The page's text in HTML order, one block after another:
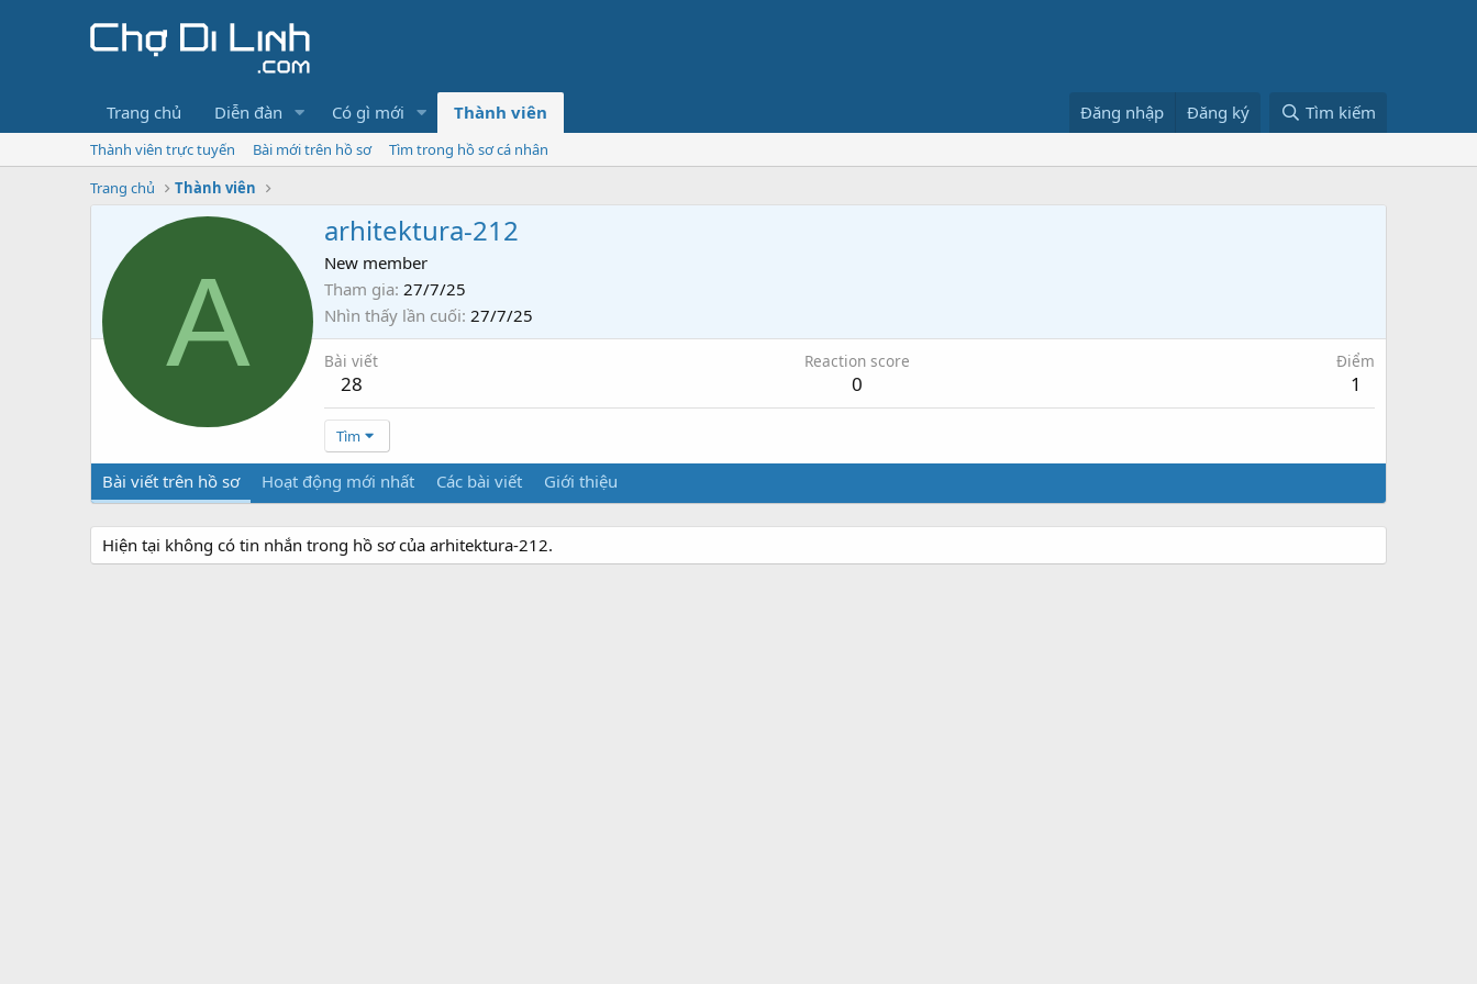
Trang chủ Diễn đàn Có gì mới Thành viên Đăng nhập Đăng ký Tìm kiếm
Thành viên trực tuyến Bài mới trên hồ sơ
Tìm trong hồ sơ cá nhân
Trang chủ
Thành viên
A
arhitektura-212
New member
Tham gia 27/7/25
Nhìn thấy lần cuối 27/7/25
Bài viết
28
Reaction score
0
Điểm
1
Tìm
Bài viết trên hồ sơ Hoạt động mới nhất Các bài viết Giới thiệu
Hiện tại không có tin nhắn trong hồ sơ của arhitektura-212.